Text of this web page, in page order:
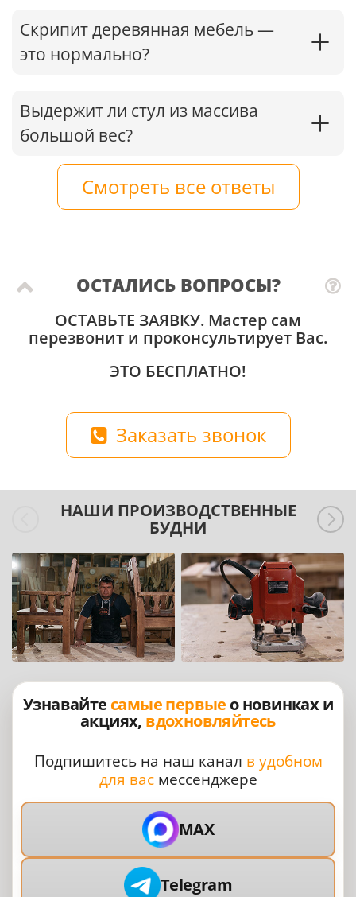
Скрипит деревянная мебель —
это нормально?
Выдержит ли стул из массива
большой вес?
Смотреть все ответы
ОСТАЛИСЬ ВОПРОСЫ?
ОСТАВЬТЕ ЗАЯВКУ. Мастер сам
перезвонит и проконсультирует Вас.
ЭТО БЕСПЛАТНО!
Заказать звонок
НАШИ ПРОИЗВОДСТВЕННЫЕ
БУДНИ
Узнавайте самые первые о новинках и
акциях, вдохновляйтесь
Подпишитесь на наш канал в удобном
для васмессенджере
MAX
Telegram